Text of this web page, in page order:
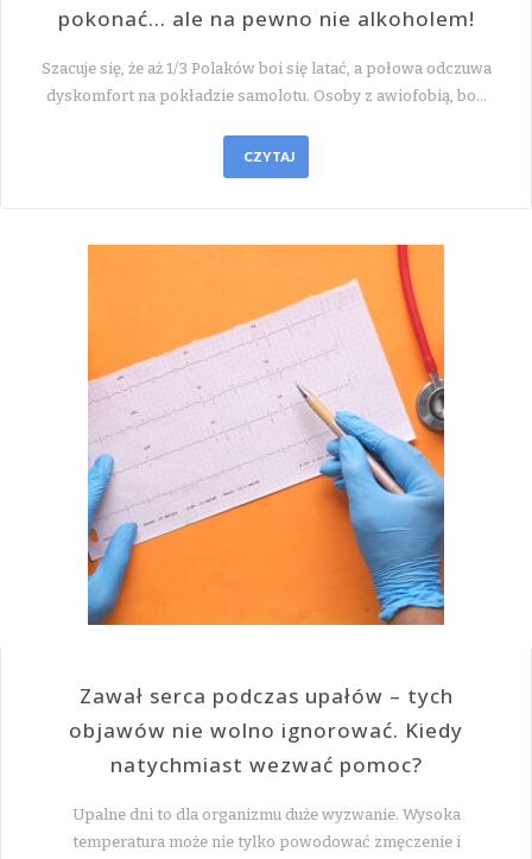
pokonać… ale na pewno nie alkoholem!
Szacuje się, że aż 1/3 Polaków boi się latać, a połowa odczuwa
dyskomfort na pokładzie samolotu. Osoby z awiofobią, bo…
CZYTAJ
Zawał serca podczas upałów – tych
objawów nie wolno ignorować. Kiedy
natychmiast wezwać pomoc?
Upalne dni to dla organizmu duże wyzwanie. Wysoka
temperatura może nie tylko powodować zmęczenie i